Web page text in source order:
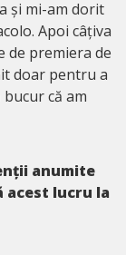
și mi-am dorit
Apoi câțiva
de premiera de
doar pentru a
că am
anumite
acest lucru la